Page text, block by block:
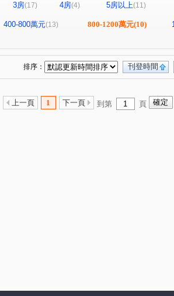
布拉格文學苑III期(1) 春虹麗晶花園(1)
二段 (1) 三座屋段 中正路三段(1) 福人路
民生路(1) 中北路二段(1) 大觀路(1) 陸橋
廣興三街(1) 大莊路(1) 新富一街(1)
二段(1) 忠勇街(1) 南豐路(1) 大牛欄段(1)
福興街(1) 新洲五街(1) 介壽路一段(1) 環
3房(17) 4房(4) 5房以上(11)
400-800萬元(13) 800-1200萬元(10)
刊登時間
排序：
上一頁 1 下一頁 到第 頁